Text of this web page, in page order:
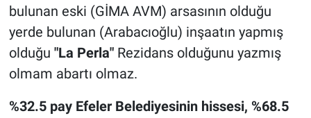
bulunan eski (GİMA AVM) arsasının olduğu
yerde bulunan (Arabacıoğlu) inşaatın yapmış
olduğu "La Perla"Rezidans olduğunu yazmış
olmam abartı olmaz.
%32.5 pay Efeler Belediyesinin hissesi, %68.5